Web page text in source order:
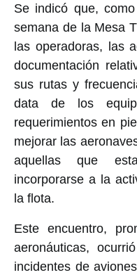
Se indicó que,
semana de la Mesa
las operadoras, las
documentación
sus rutas y
data de los
requerimientos en
mejorar las
aquellas que
incorporarse a la
la flota.
Este encuentro,
aeronáuticas,
incidentes de